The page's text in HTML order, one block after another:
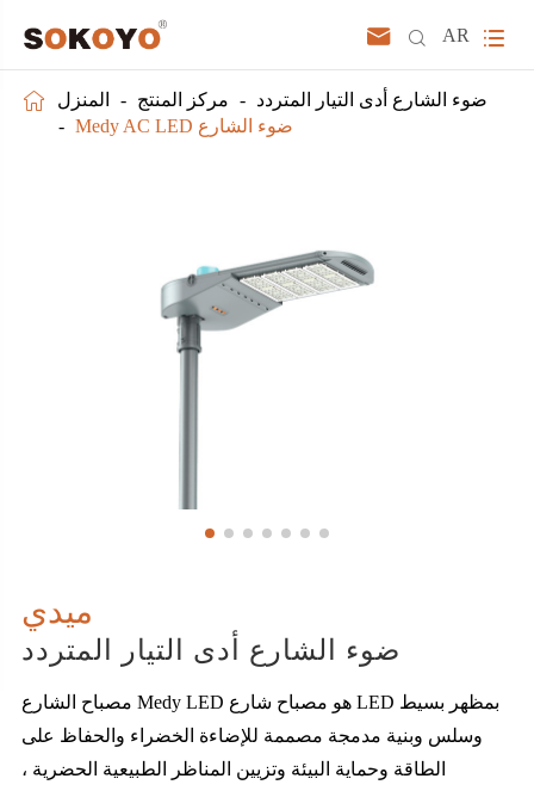
  AR 
 المنزل مركز المنتج
ضوء الشارع أدى التيار المتردد
Medy AC LED ضوء الشارع
ميدي
ضوء الشارع أدى التيار المتردد
مصباح الشارع Medy LED هو مصباح شارع LED بمظهر بسيط
وسلس وبنية مدمجة مصممة للإضاءة الخضراء والحفاظ على
الطاقة وحماية البيئة وتزيين المناظر الطبيعية الحضرية ،